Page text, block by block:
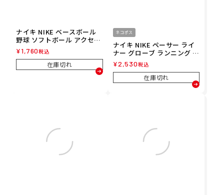
ナイキ NIKE ベースボール
野球 ソフトボール アクセサ
リー スウッシュ クラシック
ダブルワイド リストバンド
２P BN4000-005 メンズ レ
ディース ユニセックス 25FA
¥1,760税込
在庫切れ
ネコポス
ナイキ NIKE ペーサー ライ
ナー グローブ ランニング グ
ローブ RN1064-042
¥2,530税込
在庫切れ